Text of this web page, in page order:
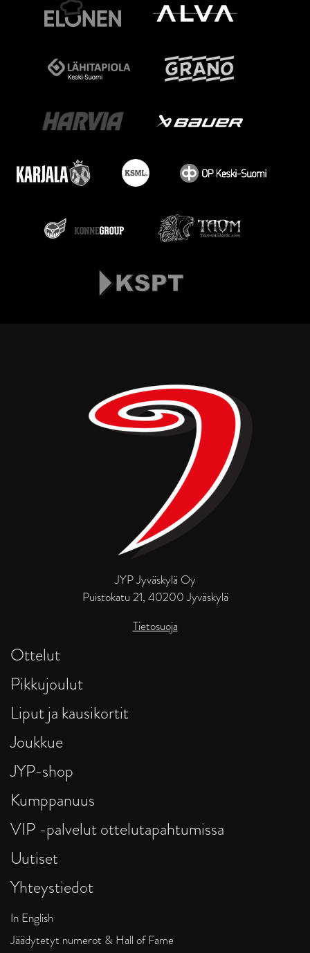
JYP Jyväskylä Oy
Puistokatu 21, 40200 Jyväskylä
Tietosuoja
Ottelut
Pikkujoulut
Liput ja kausikortit
Joukkue
JYP-shop
Kumppanuus
VIP -palvelut ottelutapahtumissa
Uutiset
Yhteystiedot
In English
Jäädytetyt numerot & Hall of Fame